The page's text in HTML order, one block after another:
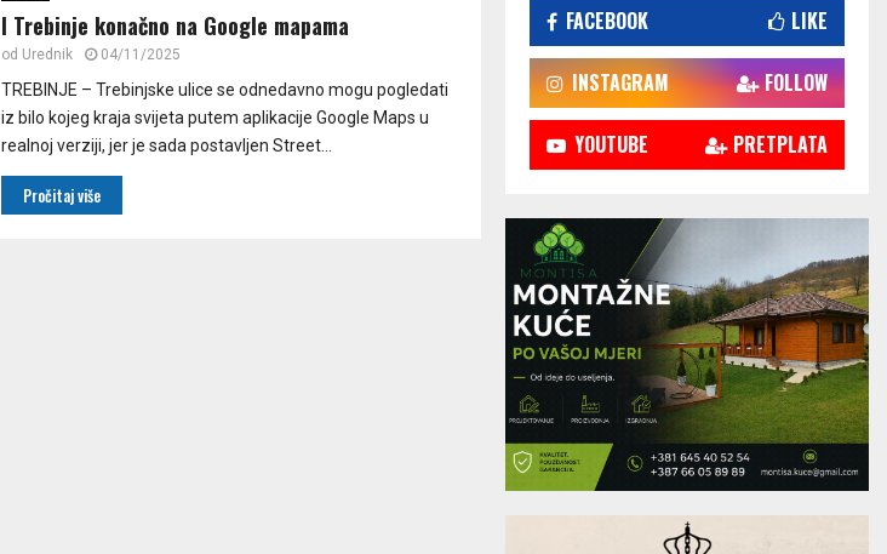
I Trebinje konačno na Google mapama
od Urednik 04/11/2025
TREBINJE – Trebinjske ulice se odnedavno mogu pogledati
iz bilo kojeg kraja svijeta putem aplikacije Google Maps u
realnoj verziji, jer je sada postavljen Street...
Pročitaj više
FACEBOOK LIKE
INSTAGRAM FOLLOW
YOUTUBE PRETPLATA